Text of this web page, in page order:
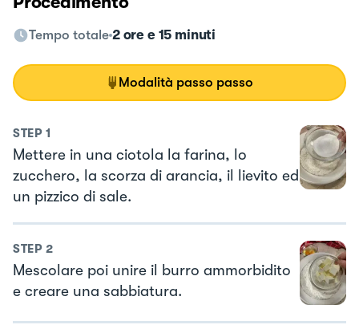
Tempo totale 2 ore e 15 minuti
Modalità passo passo
STEP 1
Mettere in una ciotola la farina, lo
zucchero, la scorza di arancia, il lievito ed
un pizzico di sale.
STEP 2
Mescolare poi unire il burro ammorbidito
e creare una sabbiatura.